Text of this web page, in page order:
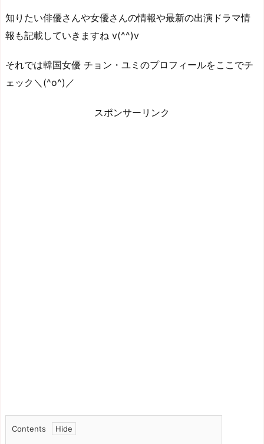
知りたい俳優さんや女優さんの情報や最新の出演ドラマ情
報も記載していきますね v(^^)v
それでは韓国女優 チョン・ユミのプロフィールをここでチ
ェック＼(^o^)／
スポンサーリンク
Contents